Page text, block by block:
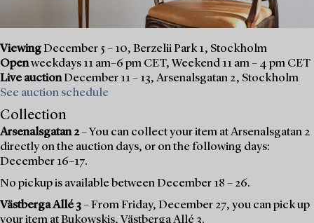
ViewingDecember 5 – 10, Berzelii Park 1, Stockholm
Openweekdays 11 am–6 pm CET, Weekend 11 am – 4 pm CET
Live auctionDecember 11 – 13, Arsenalsgatan 2, Stockholm
See auction schedule
Collection
Arsenalsgatan 2– You can collect your item at Arsenalsgatan 2
directly on the auction days, or on the following days:
December 16–17.
No pickup is available between December 18 – 26.
Västberga Allé 3– From Friday, December 27, you can pick up
your item at Bukowskis, Västberga Allé 3.